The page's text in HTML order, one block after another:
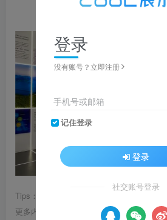
放大，左右滑动浏览，
Tips：1.内容图片或视频可能会有压缩，若
更多内容（无展示酷水印）可在下方下载
登录
没有账号？立即注册
手机号或邮箱
记住登录
登录
社交账号登录